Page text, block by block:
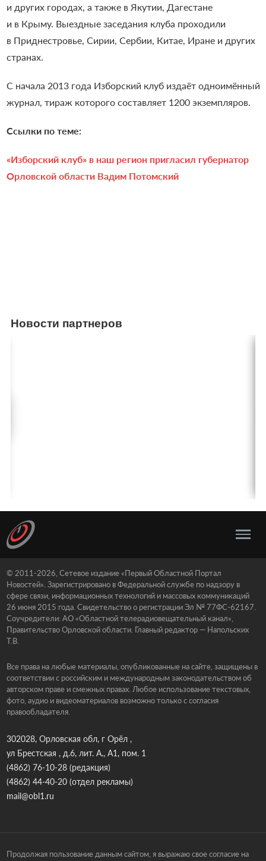
и других городах, а также в Якутии, Дагестане
и в Крыму. Выездные заседания клуба проходили
в Приднестровье, Сирии, Сербии, Китае, Иране и других
странах.
С начала 2013 года Изборский клуб издаёт одноимённый
журнал, тираж которого составляет 1200 экземпляров.
Ссылки по теме:
«Изборский клуб» в наш регион пригласил губернатор
Орловской области Вадим Потомский
Новости партнеров
© 2011-2026, Сетевое издание «Первый Областной Портал
Новостей». Зарегистрировано в Федеральной службе по надзору в
сфере связи, информационных технологий и массовых коммуникаций
26 июня 2015 года. Свидетельство о регистрации Эл № 77ФС-62167.
Соучредители: АО «Областной телерадиовещательный канал»,
Правительство Орловской области. Главный редактор — Напольских
Т.В.
Все права на любые материалы, опубликованные на сайте, защищены в
соответствии с российским и международным законодательством об
авторском праве и смежных правах. Любое использование текстовых,
фото, аудио и видеоматериалов возможно только с согласия
правообладателя.
302028, Орловская обл, г Орёл ,
ул Брестская , д.6, лит. А., А1, пом. 1
(4862) 76-10-28(редакция)
(4862) 44-40-20(отдел рекламы)
mail@obl1.ru
Продолжая пользование данным сайтом, я выражаю свое согласие на